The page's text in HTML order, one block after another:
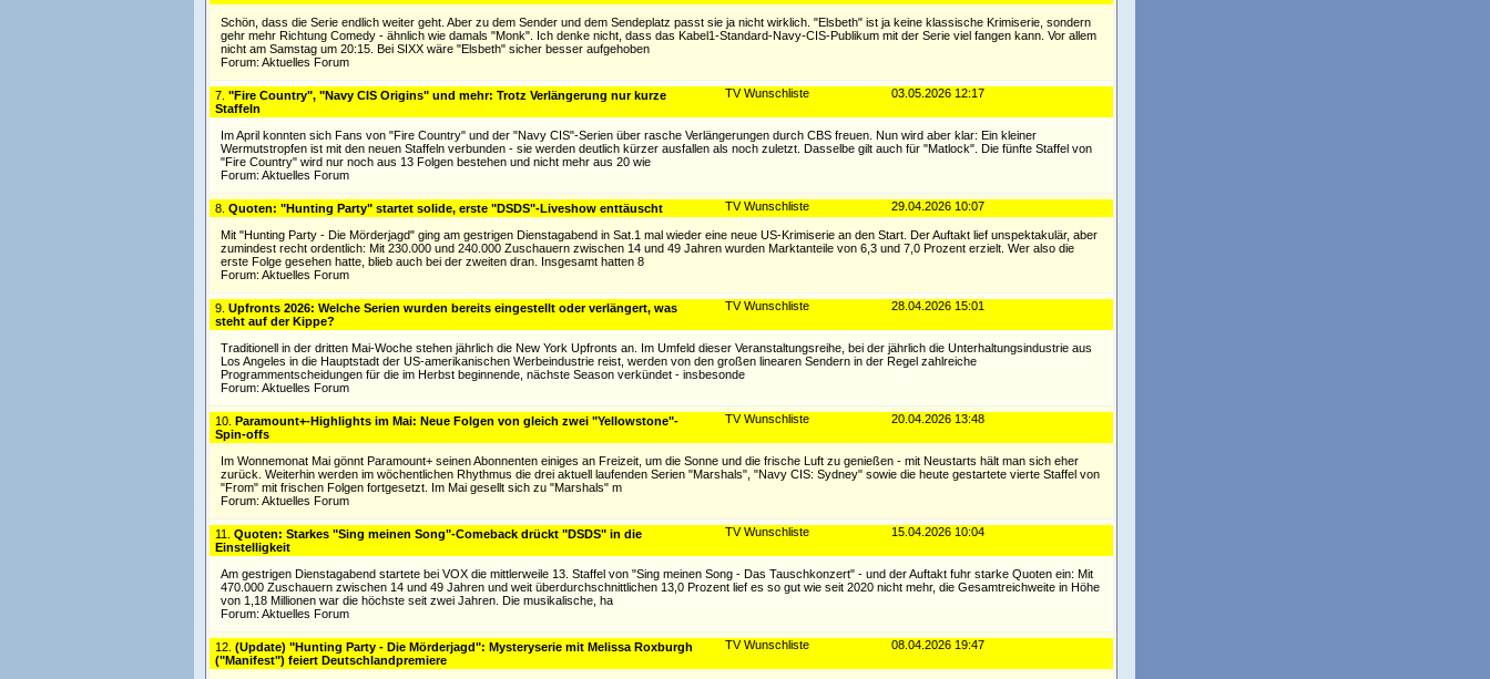
Schön, dass die Serie endlich weiter geht. Aber zu dem Sender und dem Sendeplatz passt sie ja nicht wirklich. "Elsbeth" ist ja keine klassische Krimiserie, sondern
gehr mehr Richtung Comedy - ähnlich wie damals "Monk". Ich denke nicht, dass das Kabel1-Standard-Navy-CIS-Publikum mit der Serie viel fangen kann. Vor allem
nicht am Samstag um 20:15. Bei SIXX wäre "Elsbeth" sicher besser aufgehoben
Forum: Aktuelles Forum
03.05.2026 12:17
TV Wunschliste
7. "Fire Country", "Navy CIS Origins" und mehr: Trotz Verlängerung nur kurze
Staffeln
Im April konnten sich Fans von "Fire Country" und der "Navy CIS"-Serien über rasche Verlängerungen durch CBS freuen. Nun wird aber klar: Ein kleiner
Wermutstropfen ist mit den neuen Staffeln verbunden - sie werden deutlich kürzer ausfallen als noch zuletzt. Dasselbe gilt auch für "Matlock". Die fünfte Staffel von
"Fire Country" wird nur noch aus 13 Folgen bestehen und nicht mehr aus 20 wie
Forum: Aktuelles Forum
29.04.2026 10:07
TV Wunschliste
8. Quoten: "Hunting Party" startet solide, erste "DSDS"-Liveshow enttäuscht
Mit "Hunting Party - Die Mörderjagd" ging am gestrigen Dienstagabend in Sat.1 mal wieder eine neue US-Krimiserie an den Start. Der Auftakt lief unspektakulär, aber
zumindest recht ordentlich: Mit 230.000 und 240.000 Zuschauern zwischen 14 und 49 Jahren wurden Marktanteile von 6,3 und 7,0 Prozent erzielt. Wer also die
erste Folge gesehen hatte, blieb auch bei der zweiten dran. Insgesamt hatten 8
Forum: Aktuelles Forum
28.04.2026 15:01
TV Wunschliste
9. Upfronts 2026: Welche Serien wurden bereits eingestellt oder verlängert, was
steht auf der Kippe?
Traditionell in der dritten Mai-Woche stehen jährlich die New York Upfronts an. Im Umfeld dieser Veranstaltungsreihe, bei der jährlich die Unterhaltungsindustrie aus
Los Angeles in die Hauptstadt der US-amerikanischen Werbeindustrie reist, werden von den großen linearen Sendern in der Regel zahlreiche
Programmentscheidungen für die im Herbst beginnende, nächste Season verkündet - insbesonde
Forum: Aktuelles Forum
20.04.2026 13:48
TV Wunschliste
10. Paramount+-Highlights im Mai: Neue Folgen von gleich zwei "Yellowstone"-
Spin-offs
Im Wonnemonat Mai gönnt Paramount+ seinen Abonnenten einiges an Freizeit, um die Sonne und die frische Luft zu genießen - mit Neustarts hält man sich eher
zurück. Weiterhin werden im wöchentlichen Rhythmus die drei aktuell laufenden Serien "Marshals", "Navy CIS: Sydney" sowie die heute gestartete vierte Staffel von
"From" mit frischen Folgen fortgesetzt. Im Mai gesellt sich zu "Marshals" m
Forum: Aktuelles Forum
15.04.2026 10:04
TV Wunschliste
11. Quoten: Starkes "Sing meinen Song"-Comeback drückt "DSDS" in die
Einstelligkeit
Am gestrigen Dienstagabend startete bei VOX die mittlerweile 13. Staffel von "Sing meinen Song - Das Tauschkonzert" - und der Auftakt fuhr starke Quoten ein: Mit
470.000 Zuschauern zwischen 14 und 49 Jahren und weit überdurchschnittlichen 13,0 Prozent lief es so gut wie seit 2020 nicht mehr, die Gesamtreichweite in Höhe
von 1,18 Millionen war die höchste seit zwei Jahren. Die musikalische, ha
Forum: Aktuelles Forum
08.04.2026 19:47
TV Wunschliste
12. (Update) "Hunting Party - Die Mörderjagd": Mysteryserie mit Melissa Roxburgh
("Manifest") feiert Deutschlandpremiere